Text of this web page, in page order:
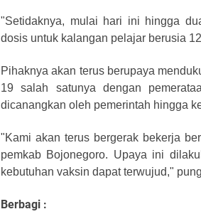
"Setidaknya, mulai hari ini hingga
dosis untuk kalangan pelajar berusia
Pihaknya akan terus berupaya
19 salah satunya dengan
dicanangkan oleh pemerintah hingga
"Kami akan terus bergerak bekerja
pemkab Bojonegoro. Upaya ini
kebutuhan vaksin dapat terwujud,"
Berbagi :